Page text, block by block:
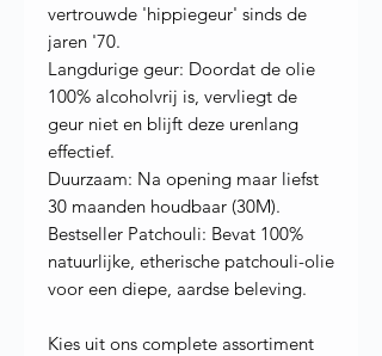
vertrouwde 'hippiegeur' sinds de
jaren '70.
Langdurige geur: Doordat de olie
100% alcoholvrij is, vervliegt de
geur niet en blijft deze urenlang
effectief.
Duurzaam: Na opening maar liefst
30 maanden houdbaar (30M).
Bestseller Patchouli: Bevat 100%
natuurlijke, etherische patchouli-olie
voor een diepe, aardse beleving.
Kies uit ons complete assortiment